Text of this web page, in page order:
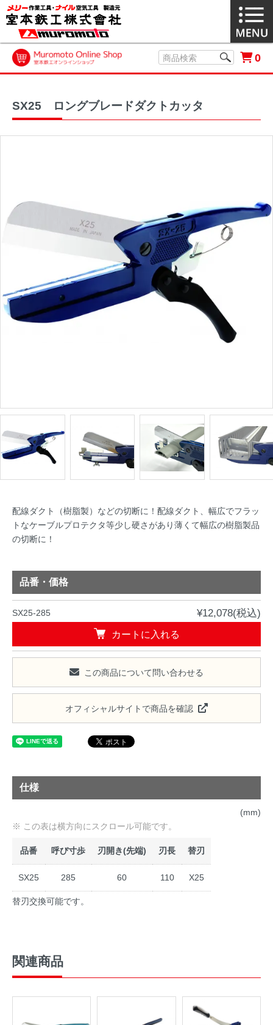
0
SX25 ロングブレードダクトカッタ
配線ダクト（樹脂製）などの切断に！配線ダクト、幅広でフラッ
トなケーブルプロテクタ等少し硬さがあり薄くて幅広の樹脂製品
の切断に！
品番・価格
SX25-285 ¥12,078(税込)
カートに入れる
この商品について問い合わせる
オフィシャルサイトで商品を確認
仕様
(mm)
品番 呼び寸歩 刃開き(先端) 刃長 替刃
SX25 285 60 110 X25
替刃交換可能です。
関連商品